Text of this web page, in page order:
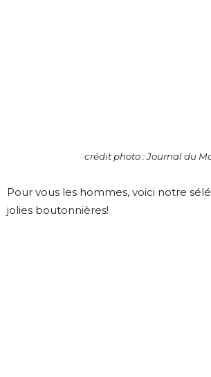
crédit photo : Journal du
Pour vous les hommes, voici notre
jolies boutonnières!